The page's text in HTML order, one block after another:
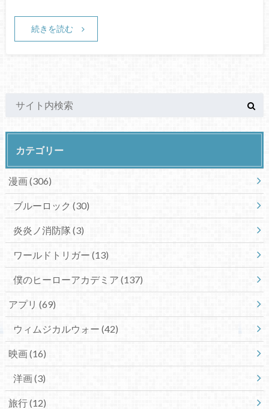
続きを読む
カテゴリー
漫画(306)
ブルーロック (30)
炎炎ノ消防隊(3)
ワールドトリガー (13)
僕のヒーローアカデミア (137)
アプリ (69)
ウィムジカルウォー (42)
映画(16)
洋画(3)
旅行(12)